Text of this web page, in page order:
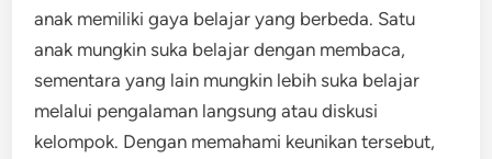
anak memiliki gaya belajar yang berbeda. Satu
anak mungkin suka belajar dengan membaca,
sementara yang lain mungkin lebih suka belajar
melalui pengalaman langsung atau diskusi
kelompok. Dengan memahami keunikan tersebut,